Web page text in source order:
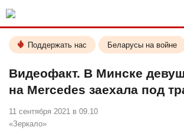
Поддержать нас Беларусы на войне
Видеофакт. В Минске
на Mercedes заехала под
11 сентября 2021 в 09.10
«Зеркало»